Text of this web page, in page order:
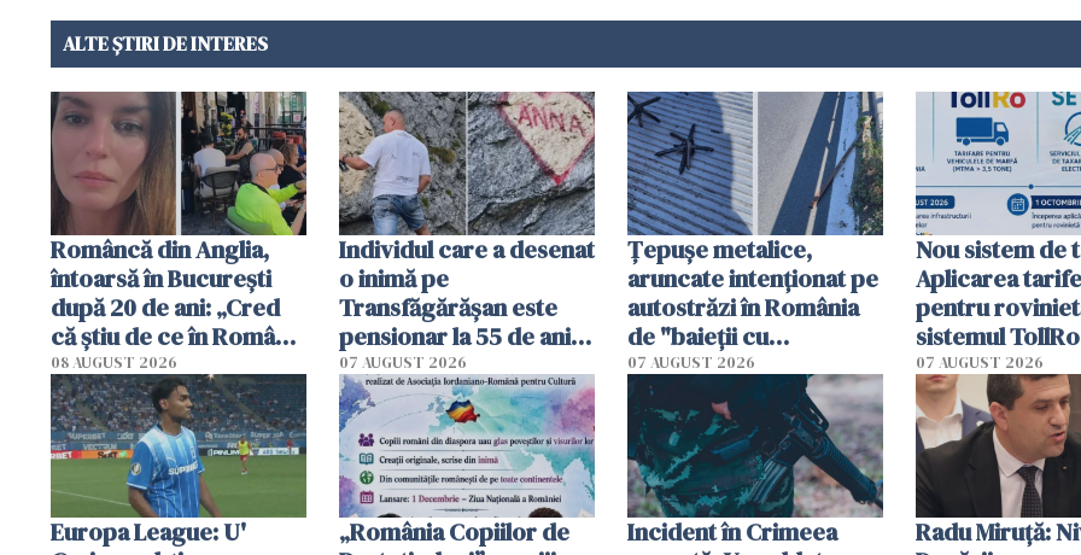
ALTE ȘTIRI DE INTERES
Româncă din Anglia,
întoarsă în București
după 20 de ani: „Cred
că știu de ce în România
se trăiește mai bine ca
în Anglia. E schimbat"
08 AUGUST 2026
Individul care a desenat
o inimă pe
Transfăgărășan este
pensionar la 55 de ani.
Poliția l-a identificat
07 AUGUST 2026
Țepușe metalice,
aruncate intenționat pe
autostrăzi în România
de "baieții cu
platforme": "Mi-au
cerut 1200 lei să mă
tracteze"
07 AUGUST 2026
Nou sistem de
Aplicarea
pentru
sistemul
începe la 1
07 AUGUST 2026
Europa League: U'
„România Copiilor de
Incident în Crimeea
Radu Miruţă: